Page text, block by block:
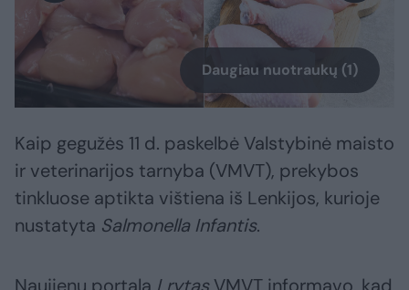
Daugiau nuotraukų (1)
Kaip gegužės 11 d. paskelbė Valstybinė maisto
ir veterinarijos tarnyba (VMVT), prekybos
tinkluose aptikta vištiena iš Lenkijos, kurioje
nustatyta Salmonella Infantis.